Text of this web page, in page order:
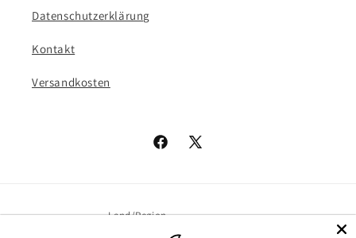
Datenschutzerklärung
Kontakt
Versandkosten
Facebook
X
Land/Region